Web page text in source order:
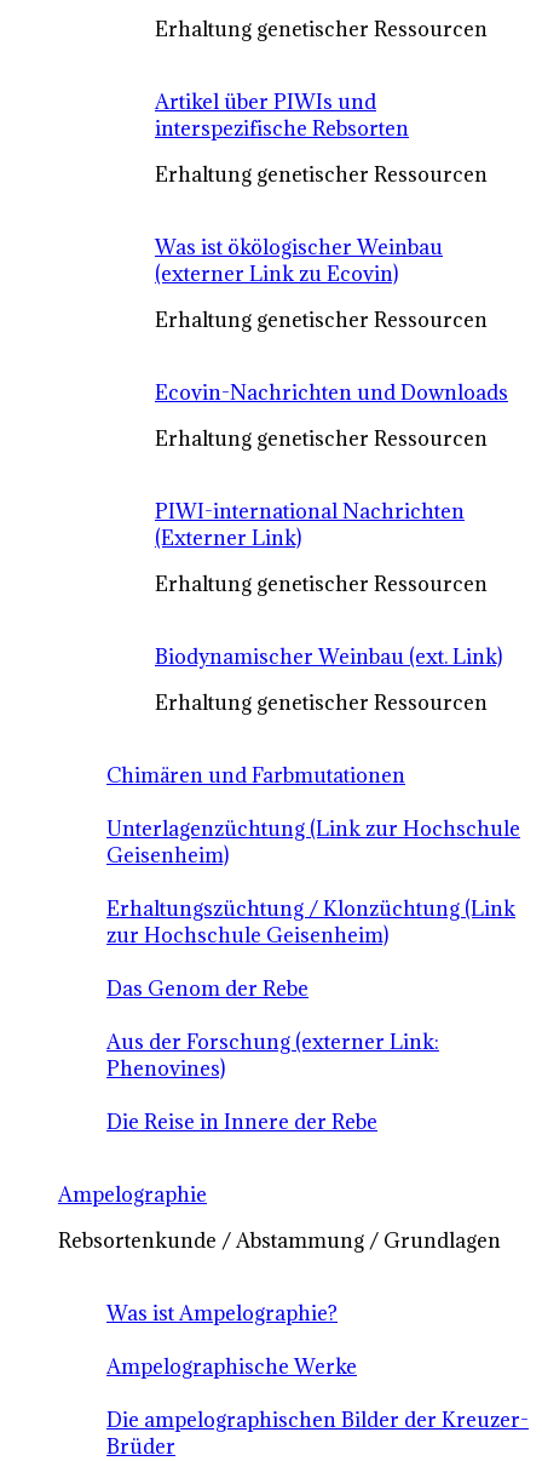
Erhaltung genetischer Ressourcen
Artikel über PIWIs und
interspezifische Rebsorten
Erhaltung genetischer Ressourcen
Was ist ökölogischer Weinbau
(externer Link zu Ecovin)
Erhaltung genetischer Ressourcen
Ecovin-Nachrichten und Downloads
Erhaltung genetischer Ressourcen
PIWI-international Nachrichten
(Externer Link)
Erhaltung genetischer Ressourcen
Biodynamischer Weinbau (ext. Link)
Erhaltung genetischer Ressourcen
Chimären und Farbmutationen
Unterlagenzüchtung (Link zur Hochschule
Geisenheim)
Erhaltungszüchtung / Klonzüchtung (Link
zur Hochschule Geisenheim)
Das Genom der Rebe
Aus der Forschung (externer Link:
Phenovines)
Die Reise in Innere der Rebe
Ampelographie
Rebsortenkunde / Abstammung / Grundlagen
Was ist Ampelographie?
Ampelographische Werke
Die ampelographischen Bilder der Kreuzer-
Brüder